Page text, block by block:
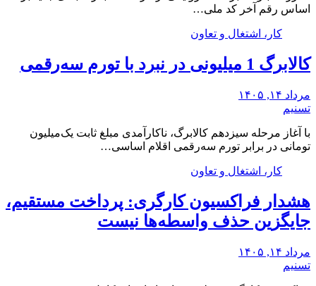
اساس رقم آخر کد ملی…
کار، اشتغال و تعاون
کالابرگ 1 میلیونی در نبرد با تورم سه‌رقمی
مرداد ۱۴, ۱۴۰۵
تسنیم
با آغاز مرحله سیزدهم کالابرگ، ناکارآمدی مبلغ ثابت یک‌میلیون
تومانی در برابر تورم سه‌رقمی اقلام اساسی…
کار، اشتغال و تعاون
هشدار فراکسیون کارگری: پرداخت مستقیم،
جایگزین حذف واسطه‌ها نیست
مرداد ۱۴, ۱۴۰۵
تسنیم